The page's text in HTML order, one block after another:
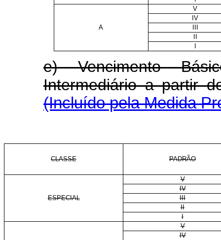
A
V
IV
e) Vencimento
Intermediário a
(Incluído pela Medida
CLASSE PADRÃO
ESPECIAL
V
IV
III
II
I
V
IV